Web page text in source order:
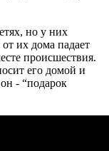
но у них
их дома падает
происшествия.
его домой и
- “подарок